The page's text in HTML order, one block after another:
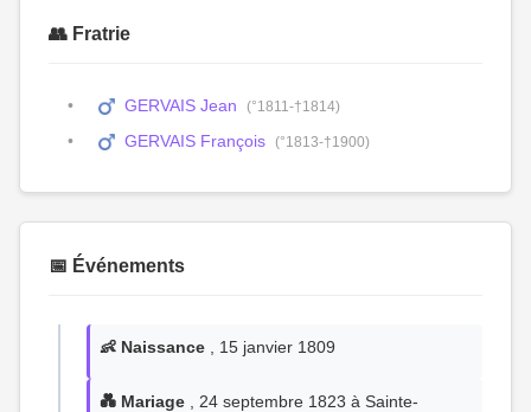
👥 Fratrie
GERVAIS Jean (°1811-†1814)
GERVAIS François (°1813-†1900)
📅 Événements
👶 Naissance , 15 janvier 1809
💑 Mariage , 24 septembre 1823 à Sainte-